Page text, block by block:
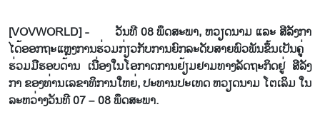
[VOVWORLD] - ວັນ​ທີ 08 ພຶດ​ສະ​ພາ, ຫວຽດ​ນາມ ແລະ ສີ​ລັງ​ກາ
ໄດ້​ອອກ​ຖະ​ແຫຼງ​ການ​ຮ່ວມ​ກ່ຽວ​ກັບ​ການ​ຍົກ​ລະ​ດັບ​ສາຍ​ພົວ​ພັນ​ຂຶ້ນ​ເປັນ​ຄູ່​
ຮ່ວມ​ມື​ຮອບ​ດ້ານ ເນື່ອງ​ໃນ​ໂອ​ກາດ​ການ​ຢ້ຽມ​ຢາມ​ທາງ​ລັດ​ຖະ​ກິດ​ຢູ່ ສີ​ລັງ​
ກາ ຂອງ​ທ່ານ​ເລ​ຂາ​ທິ​ການ​ໃຫຍ່, ປະ​ທານ​ປະ​ເທດ ຫວຽດ​ນາມ ໂຕ​ເລິມ ໃນ​
ລະ​ຫວ່າງວັນ​ທີ 07 – 08 ພຶດ​ສະ​ພາ.